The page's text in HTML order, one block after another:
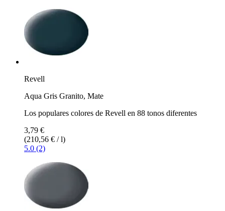
Revell
Aqua Gris Granito, Mate
Los populares colores de Revell en 88 tonos diferentes
3,79 €
(210,56 € / l)
5.0 (2)